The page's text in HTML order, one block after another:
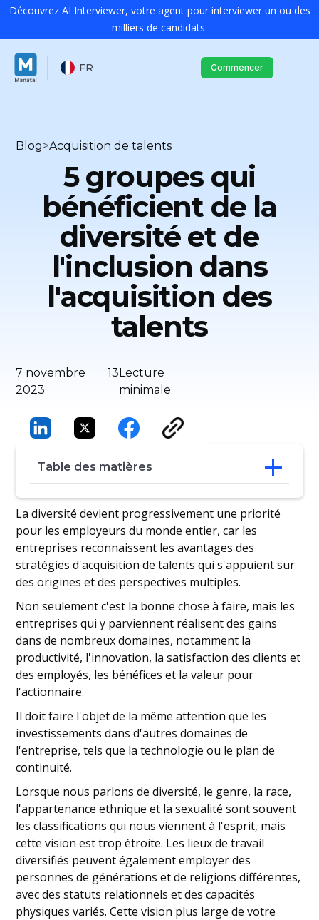
Découvrez AI Interviewer, votre agent pour interviewer un ou des
milliers de candidats.
FR Commencer
Blog>Acquisition de talents
5 groupes qui
bénéficient de la
diversité et de
l'inclusion dans
l'acquisition des
talents
7 novembre
2023
13Lecture
minimale
Table des matières
La diversité et l'inclusion sont-elles
interchangeables ?
Chefs d'entreprise
Salariés actuels
Employés potentiels
Clients
La diversité devient progressivement une priorité
pour les employeurs du monde entier, car les
entreprises reconnaissent les avantages des
stratégies d'acquisition de talents qui s'appuient sur
des origines et des perspectives multiples.
Non seulement c'est la bonne chose à faire, mais les
entreprises qui y parviennent réalisent des gains
dans de nombreux domaines, notamment la
productivité, l'innovation, la satisfaction des clients et
des employés, les bénéfices et la valeur pour
l'actionnaire.
Il doit faire l'objet de la même attention que les
investissements dans d'autres domaines de
l'entreprise, tels que la technologie ou le plan de
continuité.
Lorsque nous parlons de diversité, le genre, la race,
l'appartenance ethnique et la sexualité sont souvent
les classifications qui nous viennent à l'esprit, mais
cette vision est trop étroite. Les lieux de travail
diversifiés peuvent également employer des
personnes de générations et de religions différentes,
avec des statuts relationnels et des capacités
physiques variés. Cette vision plus large de votre